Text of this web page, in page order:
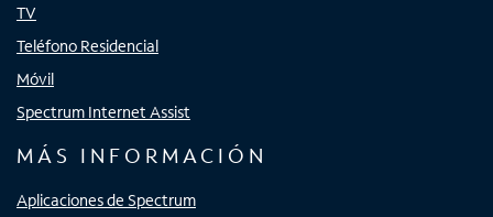
TV
Teléfono Residencial
Móvil
Spectrum Internet Assist
MÁS INFORMACIÓN
Aplicaciones de Spectrum